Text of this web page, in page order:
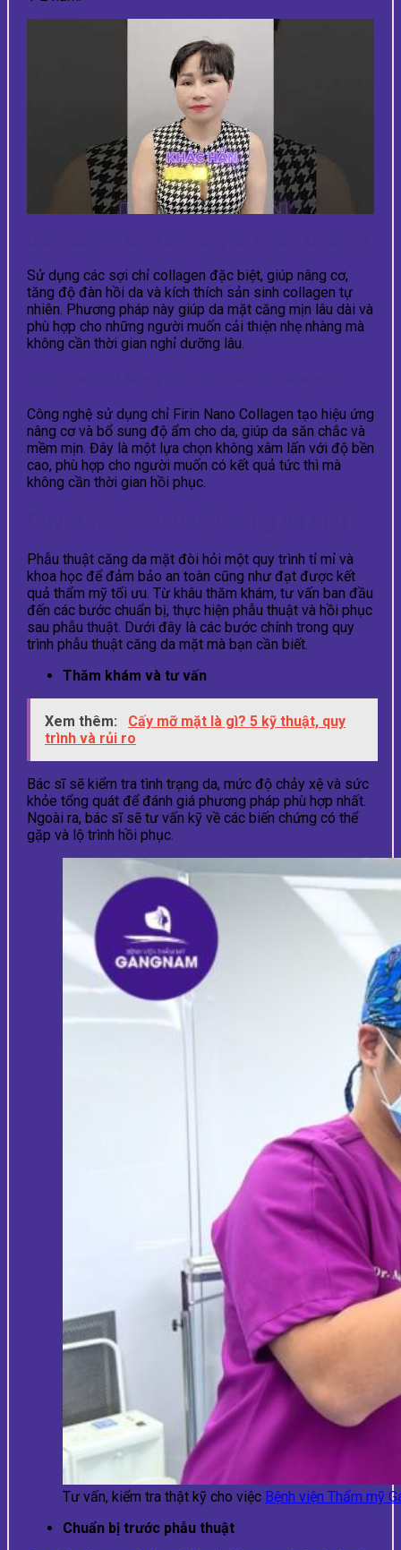
Sử dụng các sợi chỉ collagen đặc biệt, giúp nâng cơ,
tăng độ đàn hồi da và kích thích sản sinh collagen tự
nhiên. Phương pháp này giúp da mặt căng mịn lâu dài và
phù hợp cho những người muốn cải thiện nhẹ nhàng mà
không cần thời gian nghỉ dưỡng lâu.
Công nghệ sử dụng chỉ Firin Nano Collagen tạo hiệu ứng
nâng cơ và bổ sung độ ẩm cho da, giúp da săn chắc và
mềm mịn. Đây là một lựa chọn không xâm lấn với độ bền
cao, phù hợp cho người muốn có kết quả tức thì mà
không cần thời gian hồi phục.
Phẫu thuật căng da mặt đòi hỏi một quy trình tỉ mỉ và
khoa học để đảm bảo an toàn cũng như đạt được kết
quả thẩm mỹ tối ưu. Từ khâu thăm khám, tư vấn ban đầu
đến các bước chuẩn bị, thực hiện phẫu thuật và hồi phục
sau phẫu thuật. Dưới đây là các bước chính trong quy
trình phẫu thuật căng da mặt mà bạn cần biết.
Thăm khám và tư vấn
Xem thêm:
Cấy mỡ mặt là gì? 5 kỹ thuật, quy
trình và rủi ro
Bác sĩ sẽ kiểm tra tình trạng da, mức độ chảy xệ và sức
khỏe tổng quát để đánh giá phương pháp phù hợp nhất.
Ngoài ra, bác sĩ sẽ tư vấn kỹ về các biến chứng có thể
gặp và lộ trình hồi phục.
Tư vấn, kiểm tra thật kỹ cho việc Bệnh viện Thẩm mỹ
Chuẩn bị trước phẫu thuật